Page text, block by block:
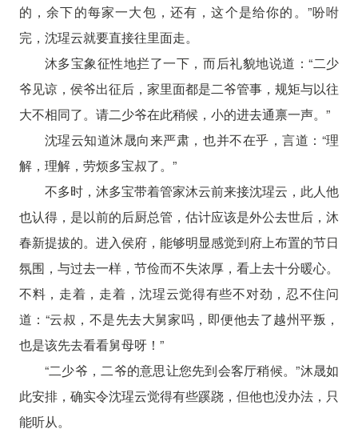
的，余下的每家一大包，还有，这个是给你的。”吩咐
完，沈瑆云就要直接往里面走。
沐多宝象征性地拦了一下，而后礼貌地说道：“二少
爷见谅，侯爷出征后，家里面都是二爷管事，规矩与以往
大不相同了。请二少爷在此稍候，小的进去通禀一声。”
沈瑆云知道沐晟向来严肃，也并不在乎，言道：“理
解，理解，劳烦多宝叔了。”
不多时，沐多宝带着管家沐云前来接沈瑆云，此人他
也认得，是以前的后厨总管，估计应该是外公去世后，沐
春新提拔的。进入侯府，能够明显感觉到府上布置的节日
氛围，与过去一样，节俭而不失浓厚，看上去十分暖心。
不料，走着，走着，沈瑆云觉得有些不对劲，忍不住问
道：“云叔，不是先去大舅家吗，即便他去了越州平叛，
也是该先去看看舅母呀！”
“二少爷，二爷的意思让您先到会客厅稍候。”沐晟如
此安排，确实令沈瑆云觉得有些蹊跷，但他也没办法，只
能听从。